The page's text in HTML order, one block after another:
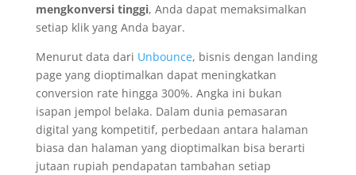
mengkonversi tinggi, Anda dapat memaksimalkan
setiap klik yang Anda bayar.
Menurut data dari Unbounce, bisnis dengan landing
page yang dioptimalkan dapat meningkatkan
conversion rate hingga 300%. Angka ini bukan
isapan jempol belaka. Dalam dunia pemasaran
digital yang kompetitif, perbedaan antara halaman
biasa dan halaman yang dioptimalkan bisa berarti
jutaan rupiah pendapatan tambahan setiap